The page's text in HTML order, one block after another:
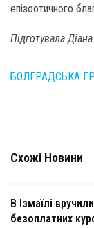
епізоотичного
Підготувала
БОЛГРАДСЬКА
Схожі Новини
В Ізмаїлі
безоплатних